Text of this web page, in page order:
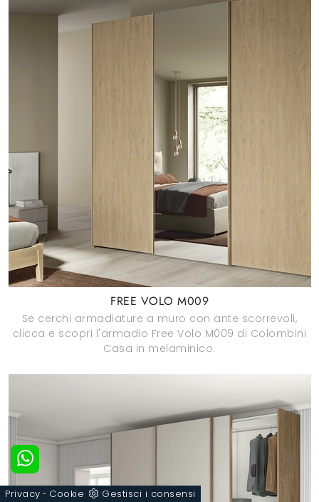
FREE VOLO M009
Se cerchi armadiature a muro con ante scorrevoli,
clicca e scopri l'armadio Free Volo M009 di Colombini
Casa in melaminico.
Privacy - Cookie Gestisci i consensi